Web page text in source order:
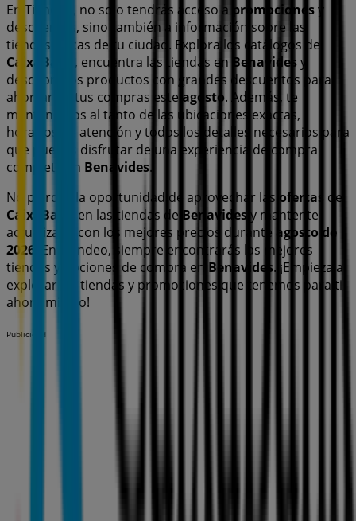
En Tiendeo, no solo tendrás acceso a promocionesy
descuentos, sino también a información sobre las
tiendas físicas de tu ciudad. Explora los catálogos de
CaixaBank , encuentra las tiendas en Benavidesy
descubre los productos con grandes descuentos para
ahorrar en tus compras este agosto. Además, te
mantenemos al tanto de las ubicaciones exactas,
horarios de atención y todos los detalles necesarios para
que puedas disfrutar de una experiencia de compra
completa en Benavides.
No pierdas la oportunidad de aprovechar las ofertas de
CaixaBank
en las tiendas de Benavides y mantente
actualizado con los mejores precios durante agosto de
2026
. En Tiendeo, siempre encontrarás las mejores
tiendas y opciones de compra en Benavides. ¡Empieza a
explorar las tiendas y promociones que tenemos para ti
ahora mismo!
Publicidad